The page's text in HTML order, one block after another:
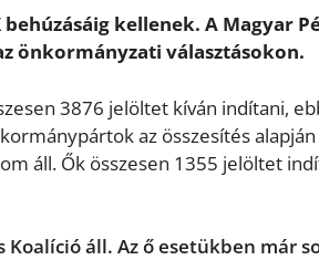
kellenek. A Magyar
önkormányzati választásokon.
3876 jelöltet kíván indítani,
az összesítés alapján
áll. Ők összesen 1355 jelöltet
áll. Az ő esetükben már